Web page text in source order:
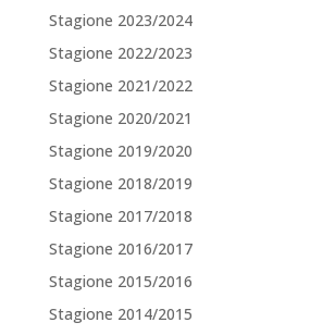
Stagione 2023/2024
Stagione 2022/2023
Stagione 2021/2022
Stagione 2020/2021
Stagione 2019/2020
Stagione 2018/2019
Stagione 2017/2018
Stagione 2016/2017
Stagione 2015/2016
Stagione 2014/2015